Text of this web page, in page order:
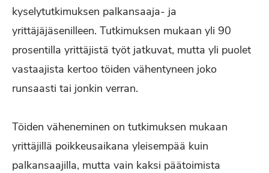
kyselytutkimuksen palkansaaja- ja
yrittäjäjäsenilleen. Tutkimuksen mukaan yli 90
prosentilla yrittäjistä työt jatkuvat, mutta yli puolet
vastaajista kertoo töiden vähentyneen joko
runsaasti tai jonkin verran.
Töiden väheneminen on tutkimuksen mukaan
yrittäjillä poikkeusaikana yleisempää kuin
palkansaajilla, mutta vain kaksi päätoimista